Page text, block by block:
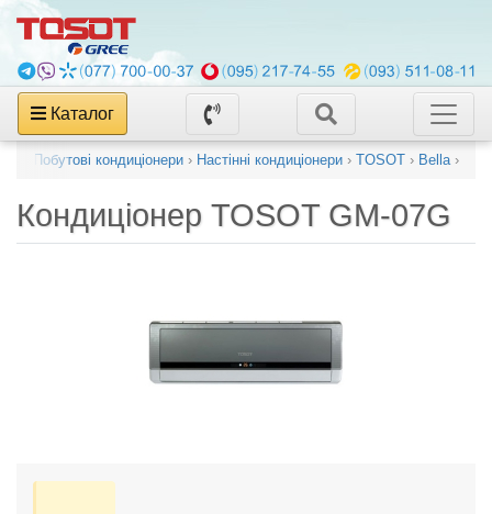
Каталог
Побутові кондиціонери › Настінні кондиціонери › TOSOT › Bella›
Кондиціонер TOSOT GM-07G